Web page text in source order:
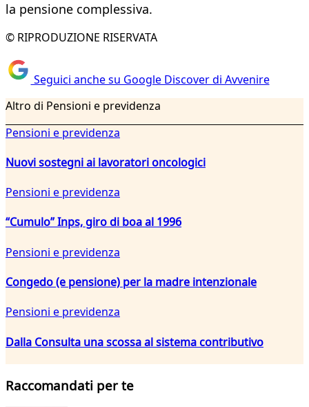
la pensione complessiva.
© RIPRODUZIONE RISERVATA
Seguici anche su Google Discover di Avvenire
Altro di Pensioni e previdenza
Pensioni e previdenza
Nuovi sostegni ai lavoratori oncologici
Pensioni e previdenza
“Cumulo” Inps, giro di boa al 1996
Pensioni e previdenza
Congedo (e pensione) per la madre intenzionale
Pensioni e previdenza
Dalla Consulta una scossa al sistema contributivo
Raccomandati per te